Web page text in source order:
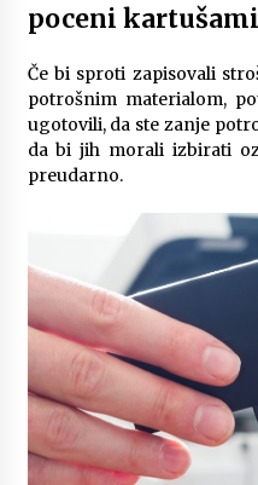
Različne
5 months
Ključne
dobro
Infrardeče
6 months
Kaj morate
7 months
Komu lahko
poceni kartušami
Če bi sproti zapisovali
potrošnim materialom,
ugotovili, da ste zanje
da bi jih morali izbirati
preudarno.